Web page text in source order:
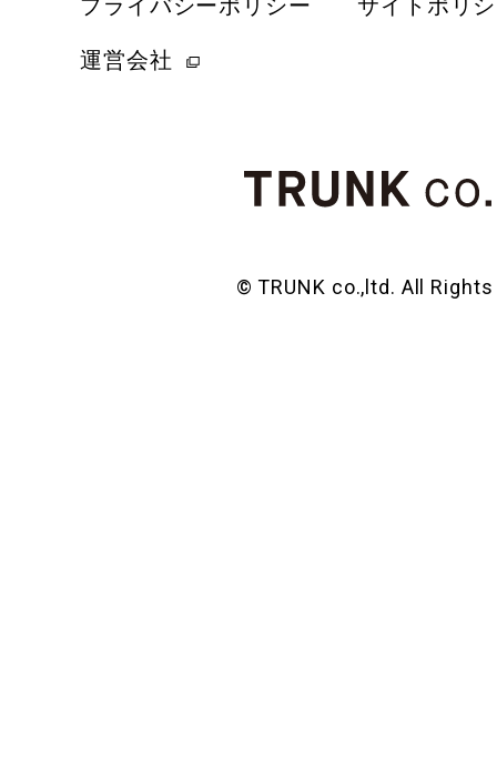
プライバシーポリシー サイトポリ
運営会社
© TRUNK co.,ltd. All